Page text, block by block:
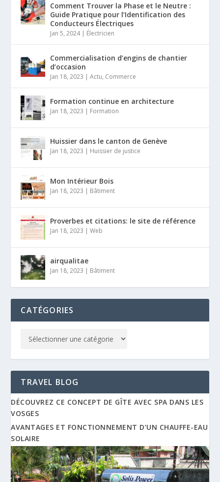
Comment Trouver la Phase et le Neutre :
Guide Pratique pour l’Identification des
Conducteurs Électriques
Jan 5, 2024| Électricien
Commercialisation d’engins de chantier
d’occasion
Jan 18, 2023 |Actu, Commerce
Formation continue en architecture
Jan 18, 2023 | Formation
Huissier dans le canton de Genève
Jan 18, 2023 | Huissier de justice
Mon Intérieur Bois
Jan 18, 2023 | Bâtiment
Proverbes et citations: le site de référence
Jan 18, 2023 |Web
airqualitae
Jan 18, 2023 | Bâtiment
CATÉGORIES
TRAVEL BLOG
DÉCOUVREZ CE CONCEPT DE GÎTE AVEC SPA DANS LES
VOSGES
AVANTAGES ET FONCTIONNEMENT D’UN CHAUFFE-EAU
SOLAIRE